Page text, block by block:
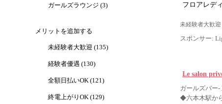
ガールズラウンジ (3)
メリットを追加する
未経験者大歓迎 (135)
経験者優遇 (130)
全額日払いOK (121)
終電上がりOK (129)
フロアレディ
未経験者大歓
スポンサー:
Le salon
ガールズバー
◆六本木駅か